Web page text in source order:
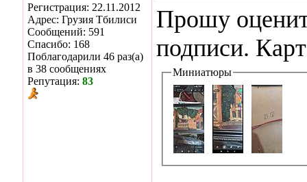
Регистрация: 22.11.2012
Адрес: Грузия Тбилиси
Сообщений: 591
Спасибо: 168
Поблагодарили 46 раз(а)
в 38 сообщениях
Репутация: 83
Прошу
подписи.
Миниатюры